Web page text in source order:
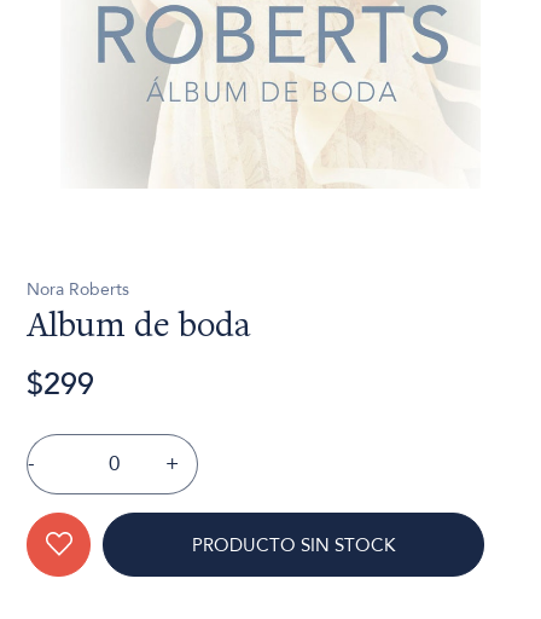
Nora Roberts
Album de boda
$299
- +
PRODUCTO SIN STOCK